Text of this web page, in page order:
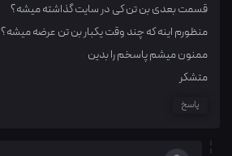
قسمت بعدی بن تن کی در سایت گذاشته میشه؟
منظورم اینه که چند وقت یکبار بن تن عرضه میشه؟
ممنون میشم پاسخم را بدین
متشکر
پاسخ